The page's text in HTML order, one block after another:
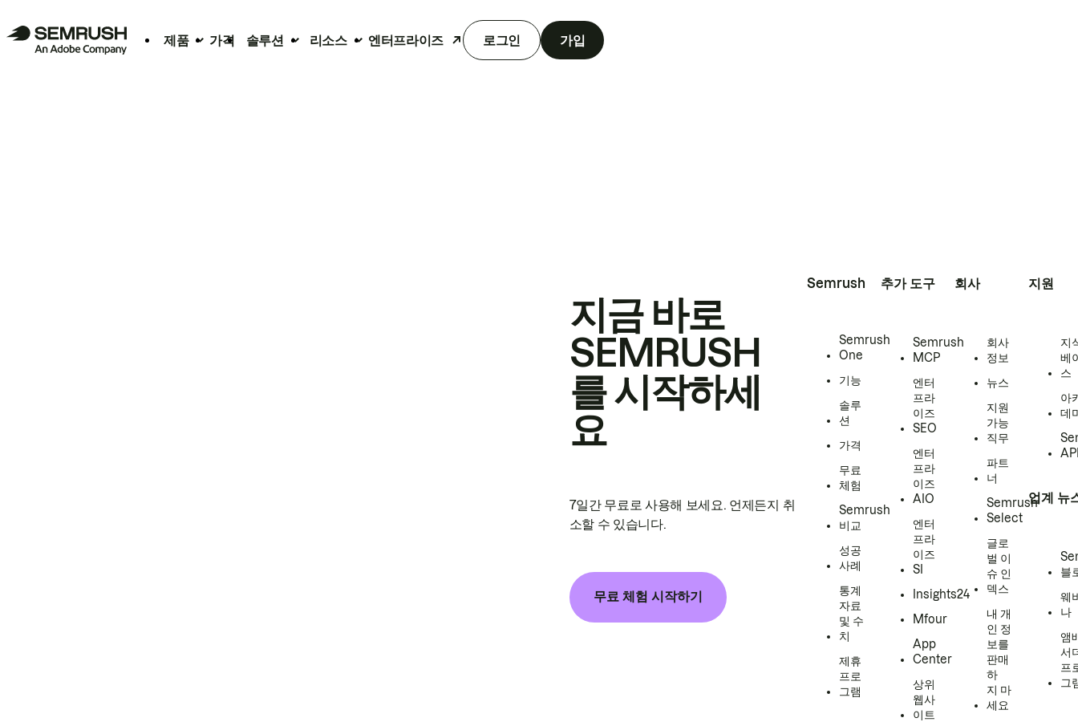
제품 가격 솔루션 리소스 엔터프라이즈 로그인 가입
지금 바로
SEMRUSH
를 시작하세
요
7일간 무료로 사용해 보세요. 언제든지 취
소할 수 있습니다.
무료 체험 시작하기
Semrush
Semrush
One
기능
솔루
션
가격
무료
체험
Semrush
비교
성공
사례
통계
자료
및 수
치
제휴
프로
그램
추가 도구
Semrush
MCP
엔터
프라
이즈
SEO
엔터
프라
이즈
AIO
엔터
프라
이즈
SI
Insights24
Mfour
App
Center
상위
웹사
이트
회사
회사
정보
뉴스
지원
가능
직무
파트
너
Semrush
Select
글로
벌 이
슈 인
덱스
내 개
인 정
보를
판매
하
지 마
세요
지원
지
베
스
아
데
업계 뉴
블
웨
나
앰
서
프
그